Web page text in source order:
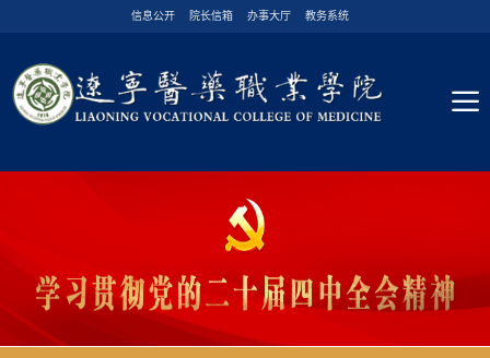
信息公开 院长信箱 办事大厅 教务系统